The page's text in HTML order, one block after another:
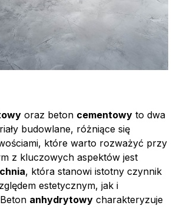
oraz beton cementowy to dwa
budowlane, różniące się
które warto rozważyć przy
z kluczowych aspektów jest
, która stanowi istotny czynnik
estetycznym, jak i
anhydrytowy charakteryzuje